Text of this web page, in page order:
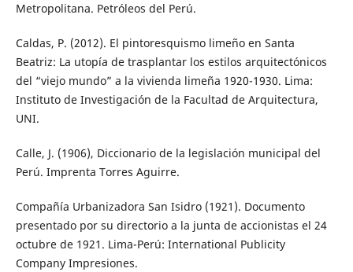
Metropolitana. Petróleos del Perú.
Caldas, P. (2012). El pintoresquismo limeño en Santa
Beatriz: La utopía de trasplantar los estilos arquitectónicos
del “viejo mundo” a la vivienda limeña 1920-1930. Lima:
Instituto de Investigación de la Facultad de Arquitectura,
UNI.
Calle, J. (1906), Diccionario de la legislación municipal del
Perú. Imprenta Torres Aguirre.
Compañía Urbanizadora San Isidro (1921). Documento
presentado por su directorio a la junta de accionistas el 24
octubre de 1921. Lima-Perú: International Publicity
Company Impresiones.